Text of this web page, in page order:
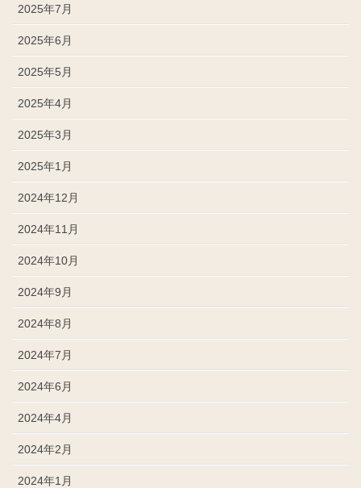
2025年7月
2025年6月
2025年5月
2025年4月
2025年3月
2025年1月
2024年12月
2024年11月
2024年10月
2024年9月
2024年8月
2024年7月
2024年6月
2024年4月
2024年2月
2024年1月